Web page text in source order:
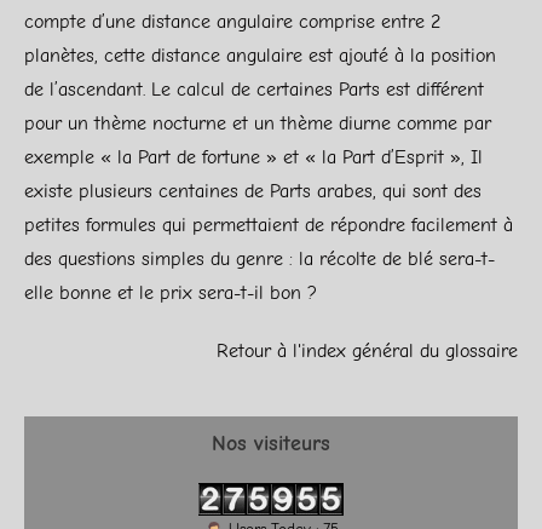
compte d’une distance angulaire comprise entre 2
planètes, cette distance angulaire est ajouté à la position
de l’ascendant. Le calcul de certaines Parts est différent
pour un thème nocturne et un thème diurne comme par
exemple « la Part de fortune » et « la Part d’Esprit », Il
existe plusieurs centaines de Parts arabes, qui sont des
petites formules qui permettaient de répondre facilement à
des questions simples du genre : la récolte de blé sera-t-
elle bonne et le prix sera-t-il bon ?
Retour à l'index général du glossaire
Nos visiteurs